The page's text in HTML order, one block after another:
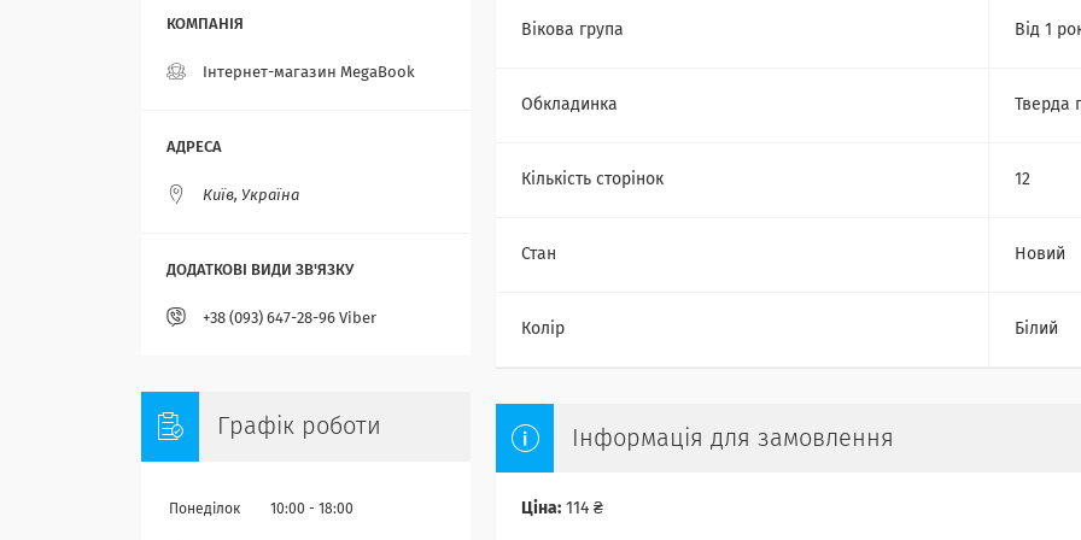
Вікова група Від 1
Обкладинка Тверда
Кількість сторінок 12
Стан Новий
Колір Білий
Інформація для замовлення
Ціна: 114 ₴
Інтернет-магазин MegaBook
Київ, Україна
+38 (093) 647-28-96 Viber
Графік роботи
Понеділок 10:00 18:00